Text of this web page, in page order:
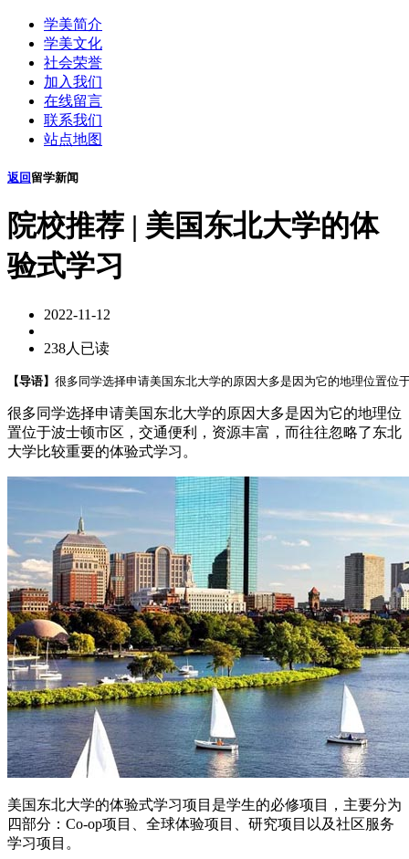
学美简介
学美文化
社会荣誉
加入我们
在线留言
联系我们
站点地图
返回 留学新闻
院校推荐 | 美国东北大学的体
验式学习
2022-11-12
238人已读
【导语】 很多同学选择申请美国东北大学的原因大多是因为它的地理位置
很多同学选择申请美国东北大学的原因大多是因为它的地理位
置位于波士顿市区，交通便利，资源丰富，而往往忽略了东北
大学比较重要的体验式学习。
美国东北大学的体验式学习项目是学生的必修项目，主要分为
四部分：Co-op项目、全球体验项目、研究项目以及社区服务
学习项目。